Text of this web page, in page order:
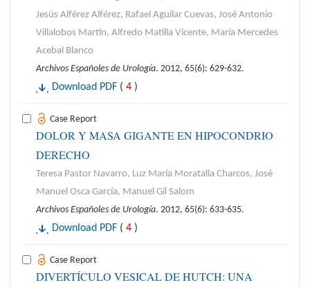
Jesús Alférez Alférez, Rafael Aguilar Cuevas, José Antonio
Villalobos Martín, Alfredo Matilla Vicente, María Mercedes
Acebal Blanco
Archivos Españoles de Urología. 2012, 65(6): 629-632.
Download PDF ( 4 )
Case Report
DOLOR Y MASA GIGANTE EN HIPOCONDRIO
DERECHO
Teresa Pastor Navarro, Luz María Moratalla Charcos, José
Manuel Osca García, Manuel Gil Salom
Archivos Españoles de Urología. 2012, 65(6): 633-635.
Download PDF ( 4 )
Case Report
DIVERTÍCULO VESICAL DE HUTCH: UNA